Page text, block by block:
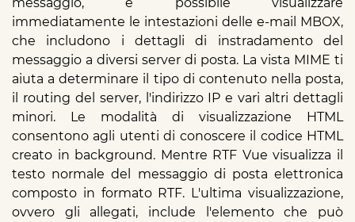
immediatamente le intestazioni delle e-mail MBOX,
che includono i dettagli di instradamento del
messaggio a diversi server di posta. La vista MIME ti
aiuta a determinare il tipo di contenuto nella posta,
il routing del server, l'indirizzo IP e vari altri dettagli
minori. Le modalità di visualizzazione HTML
consentono agli utenti di conoscere il codice HTML
creato in background. Mentre RTF Vue visualizza il
testo normale del messaggio di posta elettronica
composto in formato RTF. L'ultima visualizzazione,
ovvero gli allegati, include l'elemento che può